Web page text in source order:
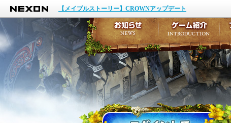
NEXON
【メイプルストーリー】CROWNアップデート
お知らせ
イベント
アップデート
メンテナンス